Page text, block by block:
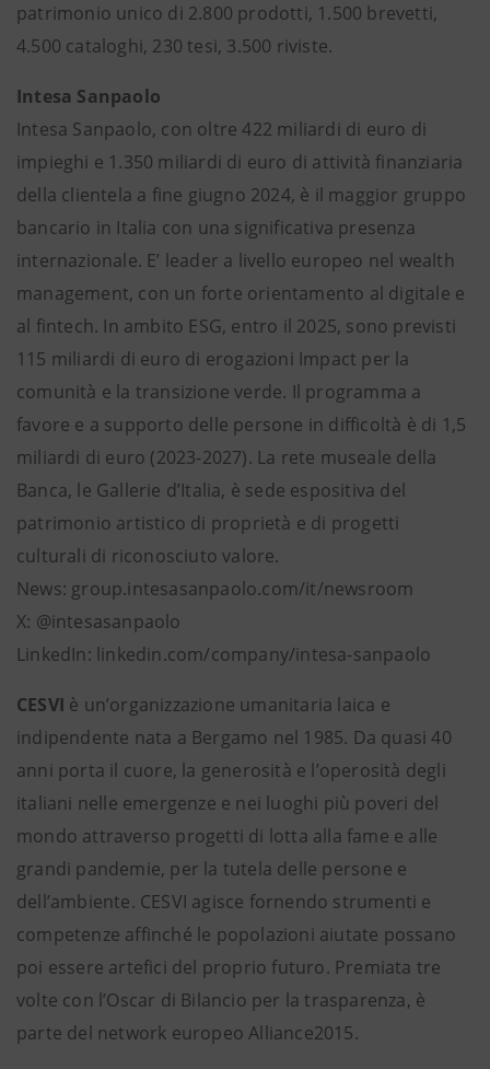
patrimonio unico di 2.800 prodotti, 1.500 brevetti,
4.500 cataloghi, 230 tesi, 3.500 riviste.
Intesa Sanpaolo
Intesa Sanpaolo, con oltre 422 miliardi di euro di
impieghi e 1.350 miliardi di euro di attività finanziaria
della clientela a fine giugno 2024, è il maggior gruppo
bancario in Italia con una significativa presenza
internazionale. E’ leader a livello europeo nel wealth
management, con un forte orientamento al digitale e
al fintech. In ambito ESG, entro il 2025, sono previsti
115 miliardi di euro di erogazioni Impact per la
comunità e la transizione verde. Il programma a
favore e a supporto delle persone in difficoltà è di 1,5
miliardi di euro (2023-2027). La rete museale della
Banca, le Gallerie d’Italia, è sede espositiva del
patrimonio artistico di proprietà e di progetti
culturali di riconosciuto valore.
News: group.intesasanpaolo.com/it/newsroom
X: @intesasanpaolo
LinkedIn: linkedin.com/company/intesa-sanpaolo
CESVI è un’organizzazione umanitaria laica e
indipendente nata a Bergamo nel 1985. Da quasi 40
anni porta il cuore, la generosità e l’operosità degli
italiani nelle emergenze e nei luoghi più poveri del
mondo attraverso progetti di lotta alla fame e alle
grandi pandemie, per la tutela delle persone e
dell’ambiente. CESVI agisce fornendo strumenti e
competenze affinché le popolazioni aiutate possano
poi essere artefici del proprio futuro. Premiata tre
volte con l’Oscar di Bilancio per la trasparenza, è
parte del network europeo Alliance2015.